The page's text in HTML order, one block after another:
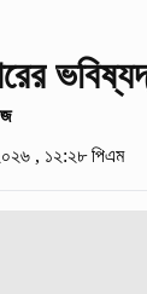
, ১২:২৮ পিএম